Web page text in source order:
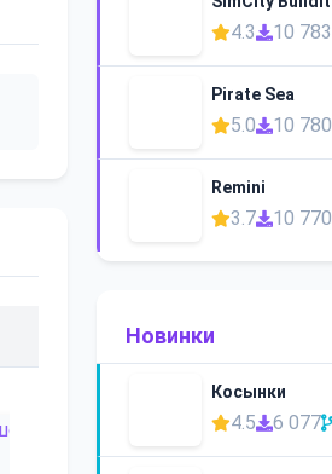
4.3 10 783
Pirate Sea
5.0 10 780
Remini
3.7 10 770
Новинки
Косынки
4.5 6 077